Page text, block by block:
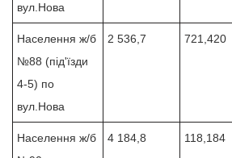
вул.Нова
Населення ж/б
№88 (під'їзди
4-5) по
вул.Нова
2 536,7 721,420
Населення ж/б
4 184,8 118,184